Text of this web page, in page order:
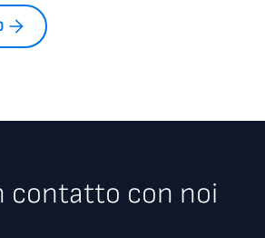
contatto con noi